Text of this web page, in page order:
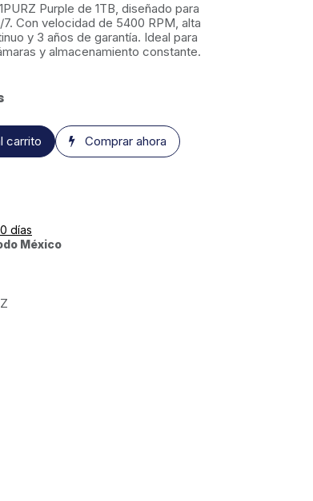
Purple de 1TB, diseñado para
Con velocidad de 5400 RPM, alta
y 3 años de garantía. Ideal para
y almacenamiento constante.
carrito Comprar ahora
días
México